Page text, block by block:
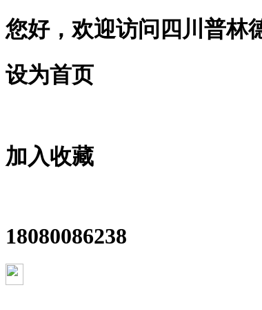
您好，欢迎访问四川普林
设为首页
加入收藏
18080086238